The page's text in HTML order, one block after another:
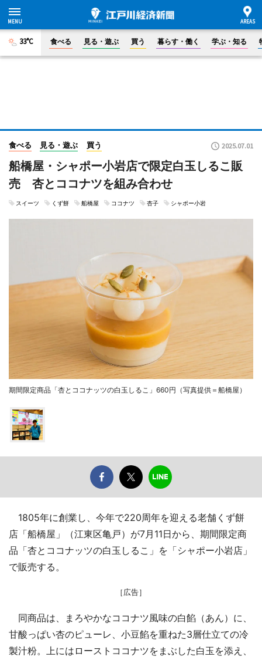
33°C 食べる 見る・遊ぶ 買う 暮らす・働く 学ぶ・知る
食べる 見る・遊ぶ 買う 2025.07.01
船橋屋・シャポー小岩店で限定白玉しるこ販
売 杏とココナツを組み合わせ
スイーツ くず餅 船橋屋 ココナツ 杏子 シャポー小岩
期間限定商品「杏とココナッツの白玉しるこ」660円（写真提供＝船橋屋）
1805年に創業し、今年で220周年を迎える老舗くず餅
店「船橋屋」（江東区亀戸）が7月11日から、期間限定商
品「杏とココナッツの白玉しるこ」を「シャポー小岩店」
で販売する。
［広告］
同商品は、まろやかなココナツ風味の白餡（あん）に、
甘酸っぱい杏のピューレ、小豆餡を重ねた3層仕立ての冷
製汁粉。上にはローストココナツをまぶした白玉を添え、